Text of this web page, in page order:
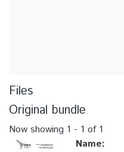
Files
Original bundle
Now showing 1 - 1 of 1
Name: